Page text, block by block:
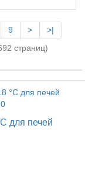
9 >
>|
страниц)
для печей